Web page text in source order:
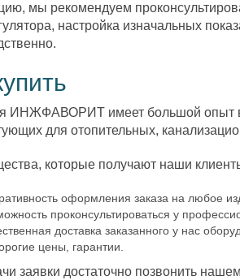
мы рекомендуем
настройка изначальных
ИНЖФАВОРИТ имеет большой опыт
для отопительных,
которые получают наши
оформления заказа на любое
проконсультироваться у
доставка заказанного у нас
цены, гарантии.
заявки достаточно позвонить